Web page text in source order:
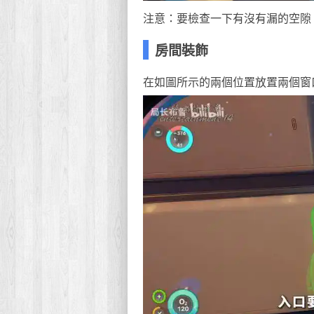
注意：要檢查一下有沒有漏的空隙
房間裝飾
在如圖所示的兩個位置放置兩個窗